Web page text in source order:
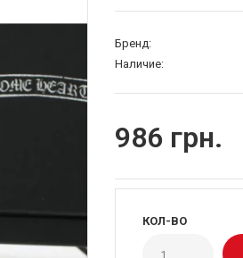
Бренд:
Наличие:
986 грн.
КОЛ-ВО